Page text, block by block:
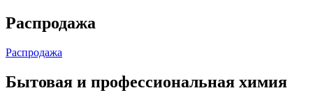
Распродажа
Распродажа
Бытовая и профессиональная химия